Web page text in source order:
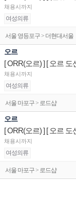
채용시까지
여성의류
서울 영등포구 > 더현대서울
오르
채용시까지
여성의류
서울 마포구 > 로드샵
오르
채용시까지
여성의류
서울 마포구 > 로드샵